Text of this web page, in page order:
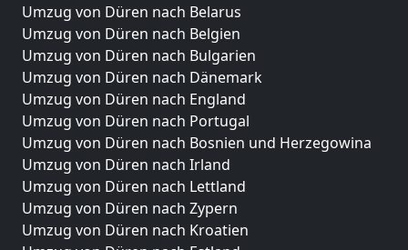
Umzug von Düren nach Belarus
Umzug von Düren nach Belgien
Umzug von Düren nach Bulgarien
Umzug von Düren nach Dänemark
Umzug von Düren nach England
Umzug von Düren nach Portugal
Umzug von Düren nach Bosnien und Herzegowina
Umzug von Düren nach Irland
Umzug von Düren nach Lettland
Umzug von Düren nach Zypern
Umzug von Düren nach Kroatien